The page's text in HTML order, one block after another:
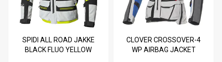
M
SPIDI ALL ROAD JAKKE
BLACK FLUO YELLOW
M XL 3XL
CLOVER CROSSOVER-4
WP AIRBAG JACKET